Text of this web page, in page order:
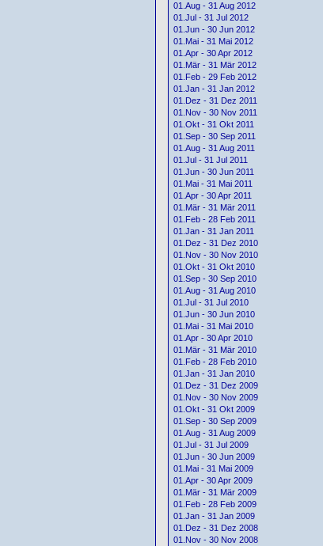
01.Aug - 31 Aug 2012
01.Jul - 31 Jul 2012
01.Jun - 30 Jun 2012
01.Mai - 31 Mai 2012
01.Apr - 30 Apr 2012
01.Mär - 31 Mär 2012
01.Feb - 29 Feb 2012
01.Jan - 31 Jan 2012
01.Dez - 31 Dez 2011
01.Nov - 30 Nov 2011
01.Okt - 31 Okt 2011
01.Sep - 30 Sep 2011
01.Aug - 31 Aug 2011
01.Jul - 31 Jul 2011
01.Jun - 30 Jun 2011
01.Mai - 31 Mai 2011
01.Apr - 30 Apr 2011
01.Mär - 31 Mär 2011
01.Feb - 28 Feb 2011
01.Jan - 31 Jan 2011
01.Dez - 31 Dez 2010
01.Nov - 30 Nov 2010
01.Okt - 31 Okt 2010
01.Sep - 30 Sep 2010
01.Aug - 31 Aug 2010
01.Jul - 31 Jul 2010
01.Jun - 30 Jun 2010
01.Mai - 31 Mai 2010
01.Apr - 30 Apr 2010
01.Mär - 31 Mär 2010
01.Feb - 28 Feb 2010
01.Jan - 31 Jan 2010
01.Dez - 31 Dez 2009
01.Nov - 30 Nov 2009
01.Okt - 31 Okt 2009
01.Sep - 30 Sep 2009
01.Aug - 31 Aug 2009
01.Jul - 31 Jul 2009
01.Jun - 30 Jun 2009
01.Mai - 31 Mai 2009
01.Apr - 30 Apr 2009
01.Mär - 31 Mär 2009
01.Feb - 28 Feb 2009
01.Jan - 31 Jan 2009
01.Dez - 31 Dez 2008
01.Nov - 30 Nov 2008